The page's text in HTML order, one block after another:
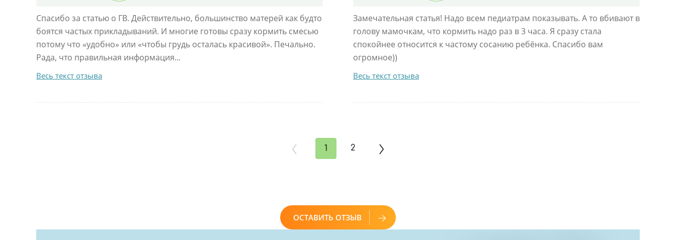
Спасибо за статью о ГВ. Действительно, большинство матерей как будто
боятся частых прикладываний. И многие готовы сразу кормить смесью
потому что «удобно» или «чтобы грудь осталась красивой». Печально.
Рада, что правильная информация...
Весь текст отзыва
Замечательная статья! Надо всем педиатрам показывать. А то вбивают в
голову мамочкам, что кормить надо раз в 3 часа. Я сразу стала
спокойнее относится к частому сосанию ребёнка. Спасибо вам
огромное))
Весь текст отзыва
1 2
ОСТАВИТЬ ОТЗЫВ